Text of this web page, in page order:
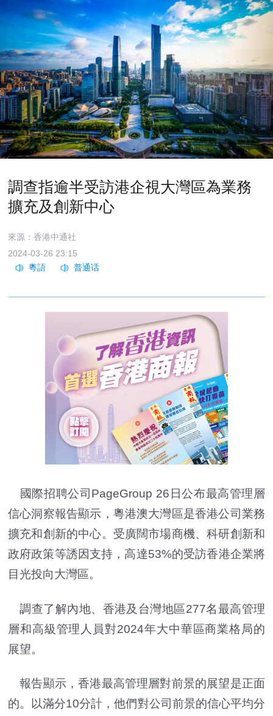
調查指逾半受訪港企視大灣區為業務
擴充及創新中心
來源：香港中通社
2024-03-26 23:15
國際招聘公司PageGroup 26日公布最高管理層
信心洞察報告顯示，粵港澳大灣區是香港公司業務
擴充和創新的中心。受廣闊市場商機、科研創新和
政府政策等誘因支持，高達53%的受訪香港企業將
目光投向大灣區。
調查了解內地、香港及台灣地區277名最高管理
層和高級管理人員對2024年大中華區商業格局的
展望。
報告顯示，香港最高管理層對前景的展望是正面
的。以滿分10分計，他們對公司前景的信心平均分